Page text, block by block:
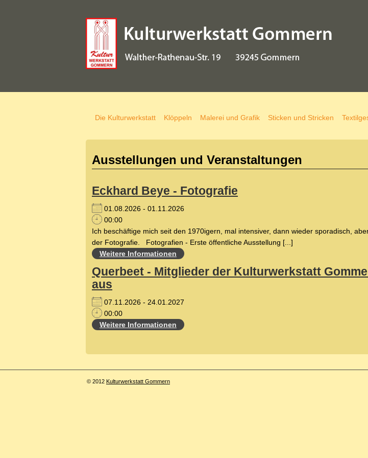
Die Kulturwerkstatt Klöppeln Malerei und Grafik Sticken und Stricken
Ausstellungen und Veranstaltungen
Eckhard Beye - Fotografie
01.08.2026 - 01.11.2026
00:00
Ich beschäftige mich seit den 1970igern, mal intensiver, dann wieder sporadisch,
der Fotografie. Fotografien - Erste öffentliche Ausstellung [...]
Weitere Informationen
Querbeet - Mitglieder der Kulturwerkstatt
aus
07.11.2026 - 24.01.2027
00:00
Weitere Informationen
© 2012 Kulturwerkstatt Gommern